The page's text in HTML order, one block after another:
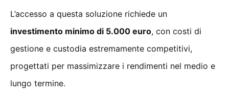
L’accesso a questa soluzione richiede un
investimento minimo di 5.000 euro, con costi di
gestione e custodia estremamente competitivi,
progettati per massimizzare i rendimenti nel medio e
lungo termine.